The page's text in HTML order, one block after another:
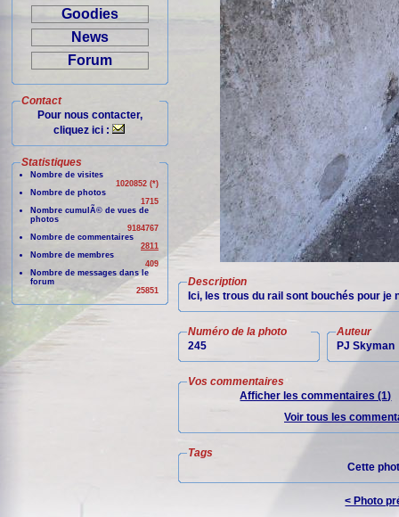
Goodies
News
Forum
Contact
Pour nous contacter,
cliquez ici :
Statistiques
Nombre de visites
1020852 (*)
Nombre de photos
1715
Nombre cumulÃ© de vues de
photos
9184767
Nombre de commentaires
2811
Nombre de membres
409
Nombre de messages dans le
forum
25851
Description
Ici, les trous du rail sont bouchés pour je
Numéro de la photo
245
Auteur
PJ Skyman
Vos commentaires
Afficher les commentaires (1)
Voir tous les
Tags
Cette
< Photo